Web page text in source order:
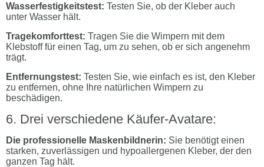
Wasserfestigkeitstest: Testen Sie, ob der Kleber auch
unter Wasser hält.
Tragekomforttest: Tragen Sie die Wimpern mit dem
Klebstoff für einen Tag, um zu sehen, ob er sich angenehm
trägt.
Entfernungstest: Testen Sie, wie einfach es ist, den Kleber
zu entfernen, ohne Ihre natürlichen Wimpern zu
beschädigen.
Drei verschiedene Käufer-Avatare:
Die professionelle Maskenbildnerin: Sie benötigt einen
starken, zuverlässigen und hypoallergenen Kleber, der den
ganzen Tag hält.